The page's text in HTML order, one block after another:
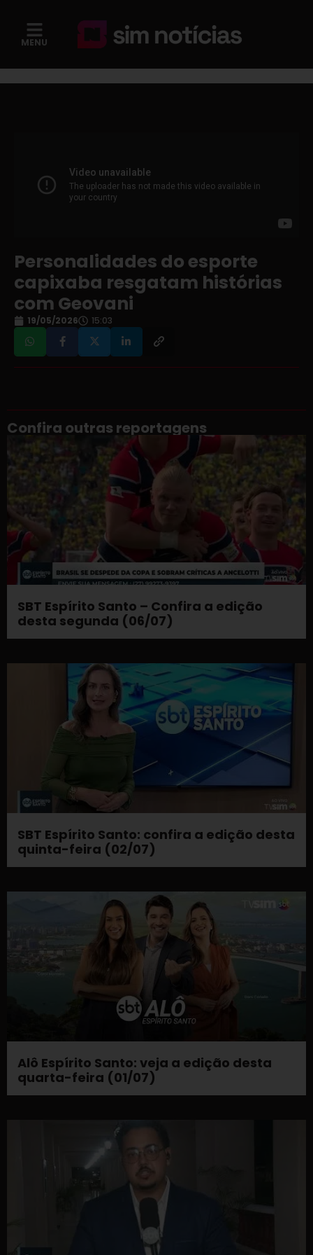
MENU
Personalidades do esporte
capixaba resgatam histórias
com Geovani
19/05/2026 15:03
Confira outras reportagens
SBT Espírito Santo – Confira a edição
desta segunda (06/07)
SBT Espírito Santo: confira a edição desta
quinta-feira (02/07)
Alô Espírito Santo: veja a edição desta
quarta-feira (01/07)